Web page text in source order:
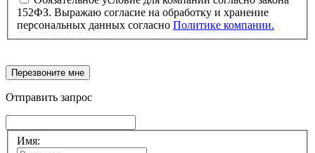
152ФЗ. Выражаю согласие на обработку и хранение
персональных данных согласно Политике компании.
Перезвоните мне
Отправить запрос
Имя: